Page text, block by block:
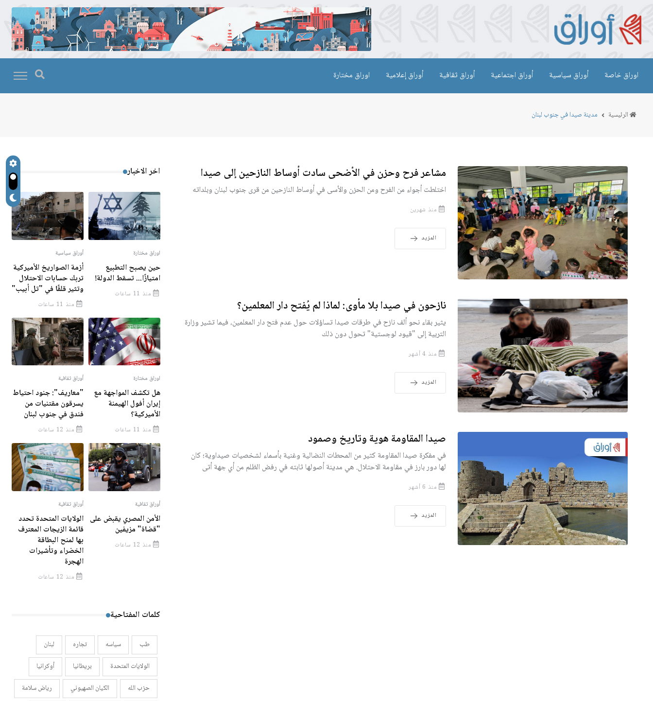
اوراق خاصة أوراق سياسية أوراق اجتماعية أوراق ثقافية أوراق إعلامية اوراق مختارة
الرئيسية مدينة صيدا في جنوب لبنان
مشاعر فرح وحزن في الأضحى سادت أوساط النازحين إلى صيدا
اختلطت أجواء من الفرح ومن الحزن والأسى في أوساط النازحين من قرى جنوب لبنان وبلداته
منذ شهرين
المزيد
نازحون في صيدا بلا مأوى: لماذا لم يُفتح دار المعلمين؟
يثير بقاء نحو ألف نازح في طرقات صيدا تساؤلات حول عدم فتح دار المعلمين، فيما تشير وزارة
التربية إلى "قيود لوجستية" تحول دون ذلك
منذ 4 أشهر
المزيد
صيدا المقاومة هوية وتاريخ وصمود
في مفكرة صيدا المقاومة كثير من المحطات النضالية وغنية بأسماء لشخصيات صيداوية؛ كان
لها دور بارز في مقاومة الاحتلال. هي مدينة أصولها ثابته في رفض الظلم من أي جهة أتى
منذ 6 أشهر
المزيد
اخر الاخبار
اوراق مختارة
حين يصبح التطبيع
امتيازًا... تسقط الدولة!
منذ 11 ساعات
أوراق سياسية
أزمة الصواريخ الأميركية
تربك حسابات الاحتلال
وتثير قلقًا في "تل أبيب"
منذ 11 ساعات
اوراق مختارة
هل تكشف المواجهة مع
إيران أفول الهيمنة
الأميركية؟
منذ 11 ساعات
أوراق ثقافية
"معاريف": جنود احتياط
يسرقون مقتنيات من
فندق في جنوب لبنان
منذ 12 ساعات
أوراق ثقافية
الأمن المصري يقبض على
"قضاة" مزيفين
منذ 12 ساعات
أوراق ثقافية
الولايات المتحدة تحدد
قائمة الزيجات المعترف
بها لمنح البطاقة
الخضراء وتأشيرات
الهجرة
منذ 12 ساعات
كلمات المفتاحية
طب سياسه تجاره
لبنان
الولايات المتحدة
بريطانيا
أوكرانيا
حزب الله
الكيان الصهيوني
رياض سلامة